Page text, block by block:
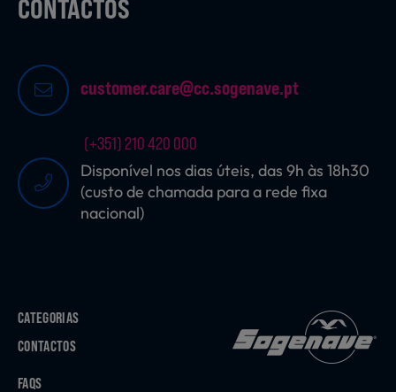
CONTACTOS
customer.care@cc.sogenave.pt
(+351) 210 420 000
Disponível nos dias úteis, das 9h às 18h30
(custo de chamada para a rede fixa
nacional)
CATEGORIAS
CONTACTOS
FAQS